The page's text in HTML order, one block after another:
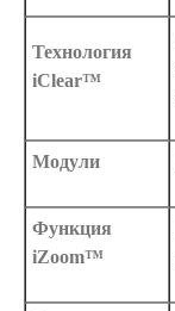
Технология
iClear™
Модули
Функция
iZoom™